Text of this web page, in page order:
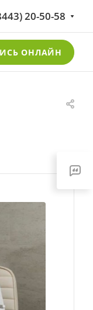
20-50-58
ОНЛАЙН